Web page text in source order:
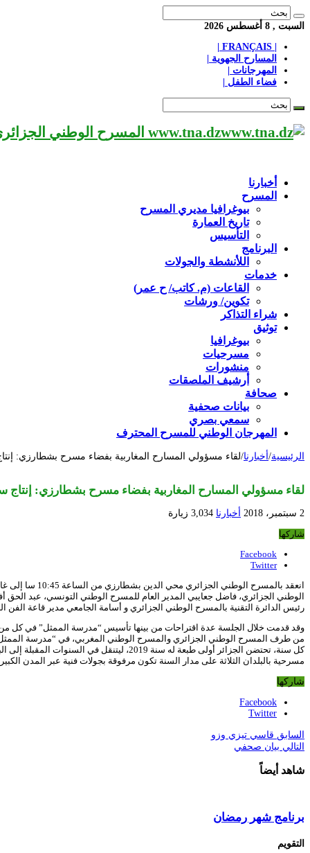
السبت , 8 أغسطس 2026
المسارح الجهوية |
المهرجانات |
فضاء الطفل |
www.tna.dz المسرح الوطني الجزائري مؤسسة ثقافية عريقة تابعة لوزارة الثقافة-الجزائر، يحمل اسم العميد «محي الدين بشطارزي».
أخبارنا
المسرح
بيوغرافيا مديري المسرح
تاريخ العمارة
التأسيس
البرنامج
اللأنشطة والجولات
خدمات
القاعات (م. كاتب/ ح عمر)
تكوين/ ورشات
شراء التذاكر
توثيق
بيوغرافيا
مسرحيات
منشورات
أرشيف الملصقات
صحافة
بيانات صحفية
سمعي بصري
المهرجان الوطني للمسرح المحترف
الرئيسية/ أخبارنا/لقاء مسؤولي المسارح المغاربية بفضاء مسرح بشطارزي:
لقاء مسؤولي المسارح المغاربية بفضاء مسرح بشطارزي:
2 سبتمبر، 2018 أخبارنا 3,034 زيارة
شاركها
Facebook
Twitter
الوطني الجزائري، فاضل جعايبي المدير العام للمسرح الوطني التونسي، عبد الحق
رئيس الدائرة التقنية بالمسرح الوطني الجزائري و أسامة الجامعي مدير قاعة الفن
وقد قدمت خلال الجلسة عدة اقتراحات من بينها تأسيس “مدرسة الممثل” في كل من
من طرف المسرح الوطني الجزائري والمسرح الوطني المغربي، في “مدرسة
كل سنة، تحتضن الجزائر أولى طبعة له سنة
مسرحية بالبلدان الثلاثة على مدار السنة تكون مرفوقة بجولات فنية عبر المدن
شاركها
Facebook
Twitter
السابق قاسي تيزي وزو
التالي بيان صحفي
شاهد أيضاً
برنامج شهر رمضان
التقويم